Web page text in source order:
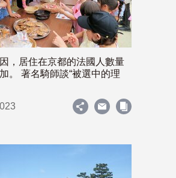
，居住在京都的法國人數量
。 著名騎師談“被選中的理